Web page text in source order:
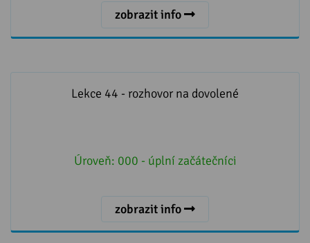
zobrazit info
Lekce 44 - rozhovor na dovolené
Úroveň: 000 - úplní začátečníci
zobrazit info